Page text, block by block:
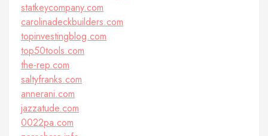
statkeycompany.com
carolinadeckbuilders.com
topinvestingblog.com
top50tools.com
the-rep.com
saltyfranks.com
annerani.com
jazzatude.com
0022pa.com